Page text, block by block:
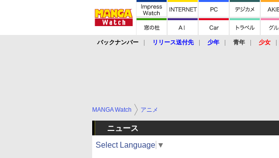
バックナンバー リリース送付先 少年 青年 少女
MANGA Watch アニメ
ニュース
Select Language ▼